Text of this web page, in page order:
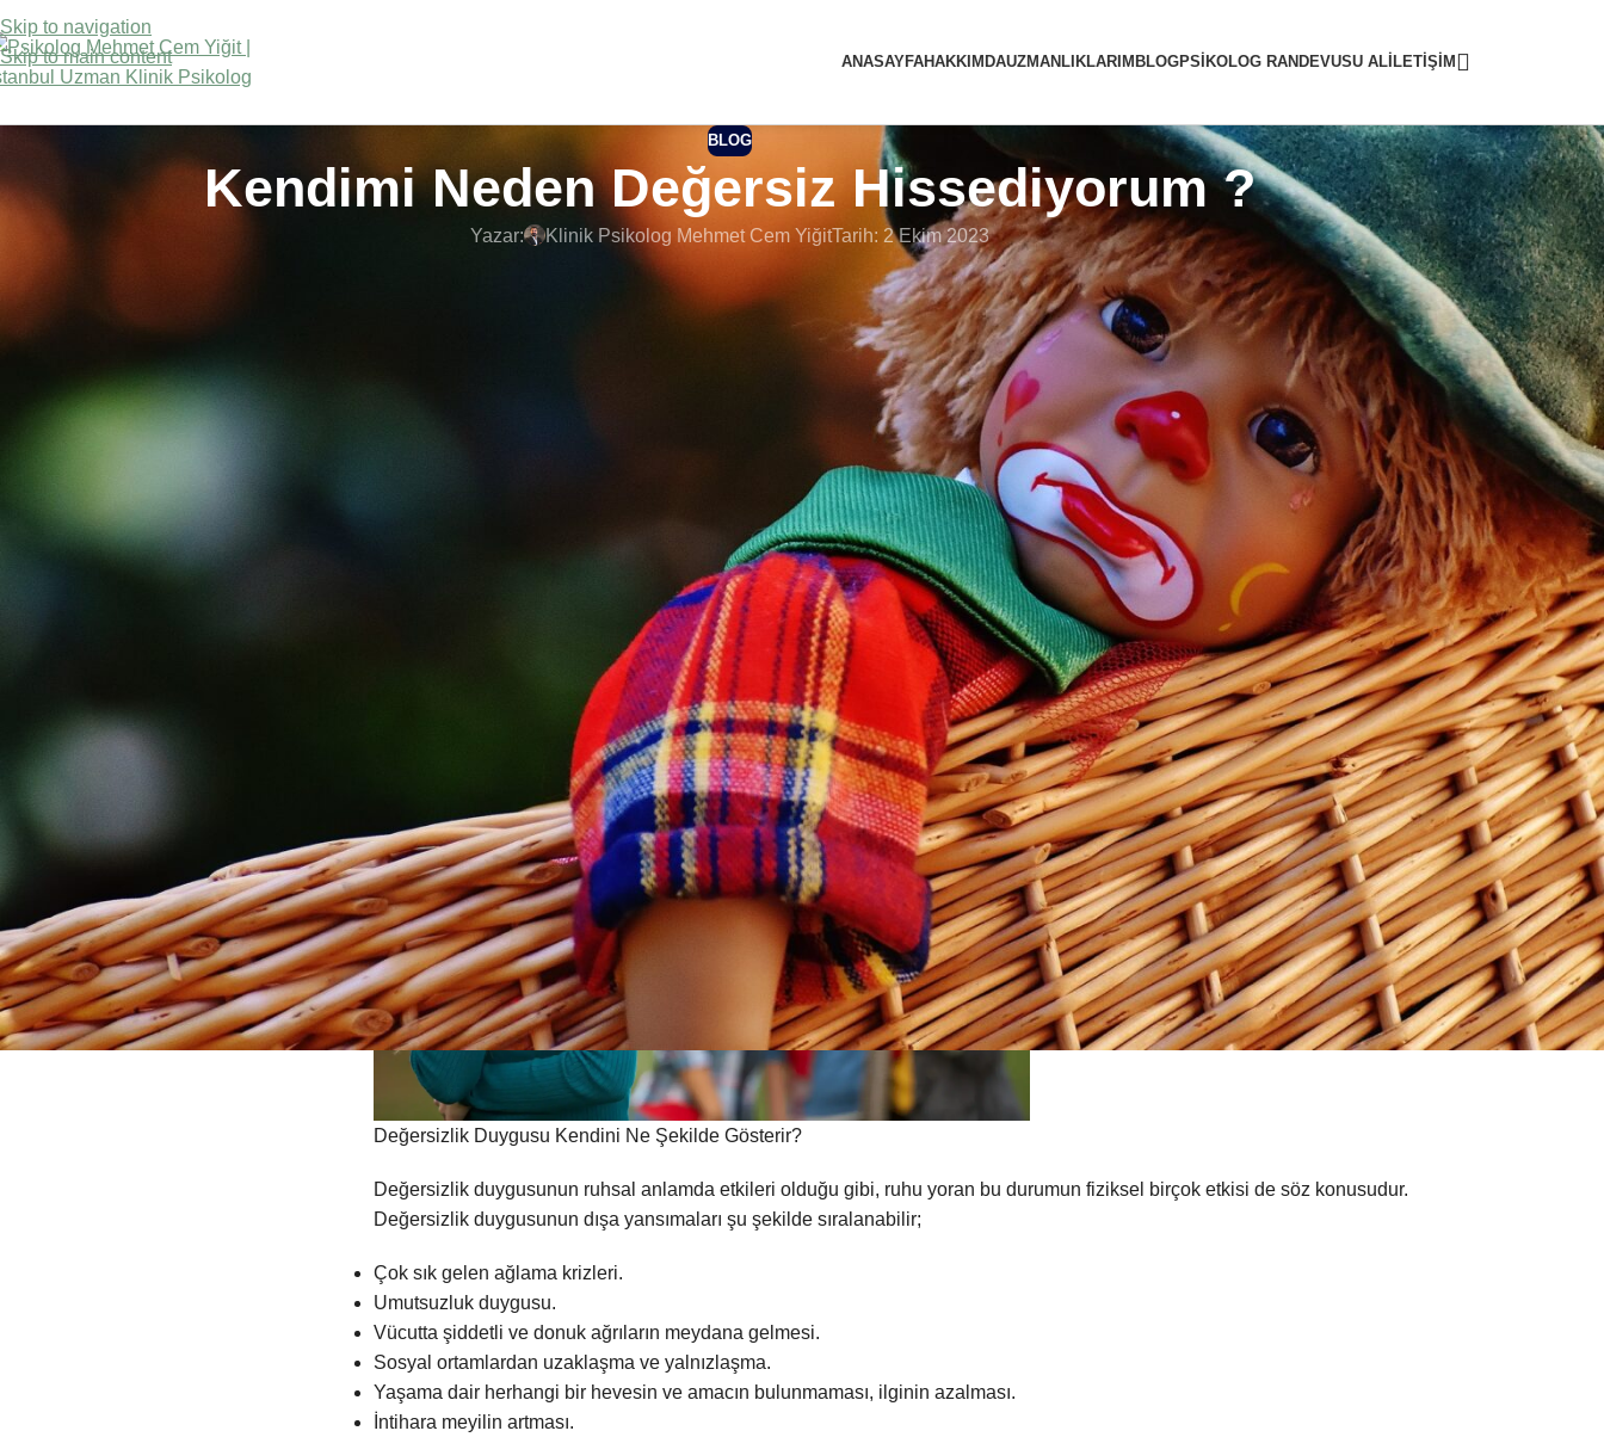
Skip to navigation
Skip to main content
ANASAYFAHAKKIMDAUZMANLIKLARIM BLOGPSIKOLOG RANDEVUSU AL İLETIŞIM
BLOG
Kendimi Neden Değersiz Hissediyorum ?
Yazar: Klinik Psikolog Mehmet Cem YiğitTarih: 2 Ekim 2023
Kayıp ve Yas Süreci Nedir
Parasomnia Nedir Gece
Uykusuzluk (İnsomnia) Nedir
Nedenleri ve Tedavisi
Kendini Değersiz Hissetmek, kişinin duygu ve düşüncelerine gerçekçi bir bakış açısı ile yaklaşması gerekmektedir.Değersiz
temelde depresyon ile ilişkilendirilmektedir. Ancak altta yatan çok daha ciddi psikolojik sebepler olabilmektedir.
Çocuklarda gelişen değersiz hissetmek sebebi, akran çatışması, ihmal edilmişlik veya istismar olabilmektedir. Bu sebeple
mutlaka ciddiyet alınması gereken bir durumdur. Ayrıca değersizlik duygusu, suçluluk, umutsuzluk, kalıcı hüzün veya motivasyon
eksikliği ile ilişkili de olabilmektedir. Birçok psikolojik bozukluk durumunda, kişiler yardım almaktan veya sosyal etkileşimde
olmaktan kaçınmaktadırlar. Bu kişiler yalnızlık hissine kapıldıkları için bu durumlara yönelmek kişilere manasız gelmektedir. Bu
durum da beraberinde tekrardan depresyonu getirmektedir. Yani kısır bir döngü şeklinde devam etmektedir.
Depresyon yaşayan ve çocukken ihmal edilmiş veya istismara uğramış yetişkinlerde, bu durumun bir sonucu olarak değersizlik
duygusu gelişmektedir. Bunun yanında, tam tersi şekilde düşünüldüğünde, değersizlik duygusu, kişilerde istismara açık olmaya
ve depresyona girmeye de sebep olabilmektedir. Yani her bir duygu durumu bu aşamada birbirini tetiklemektedir.
Değersizlik Duygusu Kendini Ne Şekilde Gösterir?
Değersizlik Duygusu Kendini Ne Şekilde Gösterir?
Değersizlik duygusunun ruhsal anlamda etkileri olduğu gibi, ruhu yoran bu durumun fiziksel birçok etkisi de söz konusudur.
Değersizlik duygusunun dışa yansımaları şu şekilde sıralanabilir;
Çok sık gelen ağlama krizleri.
Umutsuzluk duygusu.
Vücutta şiddetli ve donuk ağrıların meydana gelmesi.
Sosyal ortamlardan uzaklaşma ve yalnızlaşma.
Yaşama dair herhangi bir hevesin ve amacın bulunmaması, ilginin azalması.
İntihara meyilin artması.